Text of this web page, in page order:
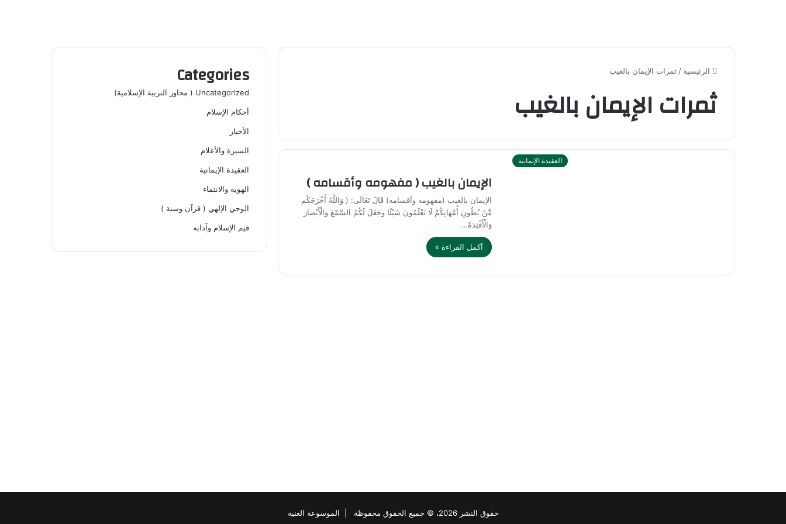
الرئيسية / ثمرات الإيمان بالغيب
ثمرات الإيمان بالغيب
العقيدة الإيمانية
الإيمان بالغيب ( مفهومه وأقسامه )
الإيمان بالغيب (مفهومه وأقسامه) قَالَ تَعَالَى: ( وَاللَّهُ أَخْرَجَكُم
مِّنْ بُطُونِ أُمَّهَاتِكُمْ لَا تَعْلَمُونَ شَيْئًا وَجَعَلَ لَكُمُ السَّمْعَ وَالْأَبْصَارَ
وَالْأَفْئِدَةً…
أكمل القراءة »
Categories
Uncategorized ( محاور التربية الإسلامية)
أحكام الإسلام
الأخبار
السيرة والأعلام
العقيدة الإيمانية
الهوية والانتماء
الوحي الإلهي ( قرآن وسنة )
قيم الإسلام وآدابه
حقوق النشر 2026، © جميع الحقوق محفوظة | الموسوعة الغنية